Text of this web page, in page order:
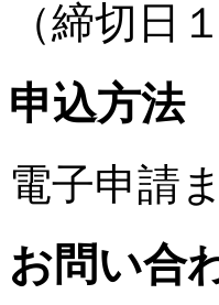
（締切日
申込方法
電子申請
お問い合